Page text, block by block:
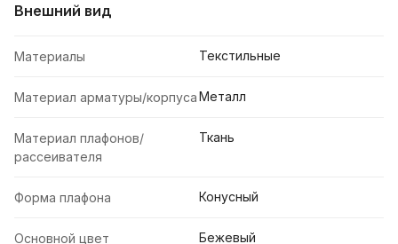
Внешний вид
Материалы Текстильные
Материал арматуры/корпусаМеталл
Материал плафонов/
рассеивателя
Ткань
Форма плафона Конусный
Основной цвет Бежевый